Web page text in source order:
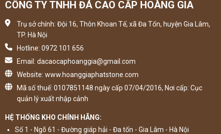
CÔNG TY TNHH ĐÁ CAO CẤP HOÀNG GIA
Trụ sở chính: Đội 16, Thôn Khoan Tế, xã Đa Tốn, huyện Gia Lâm,
TP. Hà Nội
Hotline: 0972 101 656
Email: dacaocaphoanggia@gmail.com
Website: www.hoanggiaphatstone.com
Mã số thuế: 0107851148 ngày cấp 07/04/2016, Nơi cấp: Cục
quản lý xuất nhập cảnh
HỆ THỐNG KHO CHÍNH HÃNG:
Số 1 - Ngõ 61 - Đường giáp hải - Đa tốn - Gia Lâm - Hà Nội